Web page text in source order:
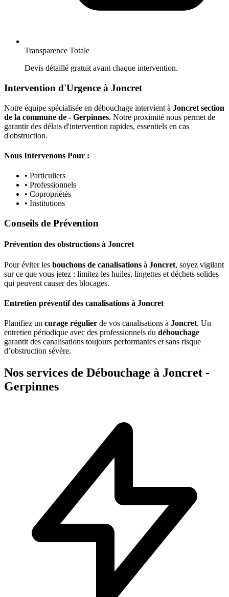
Transparence Totale
Devis détaillé gratuit avant chaque intervention.
Intervention d'Urgence à Joncret
Notre équipe spécialisée en débouchage intervient à Joncret section
de la commune de - Gerpinnes. Notre proximité nous permet de
garantir des délais d'intervention rapides, essentiels en cas
d'obstruction.
Nous Intervenons Pour :
• Particuliers
• Professionnels
• Copropriétés
• Institutions
Conseils de Prévention
Prévention des obstructions à Joncret
Pour éviter les bouchons de canalisations à Joncret, soyez vigilant
sur ce que vous jetez : limitez les huiles, lingettes et déchets solides
qui peuvent causer des blocages.
Entretien préventif des canalisations à Joncret
Planifiez un curage régulier de vos canalisations à Joncret. Un
entretien périodique avec des professionnels du débouchage
garantit des canalisations toujours performantes et sans risque
d’obstruction sévère.
Nos services de Débouchage à Joncret -
Gerpinnes